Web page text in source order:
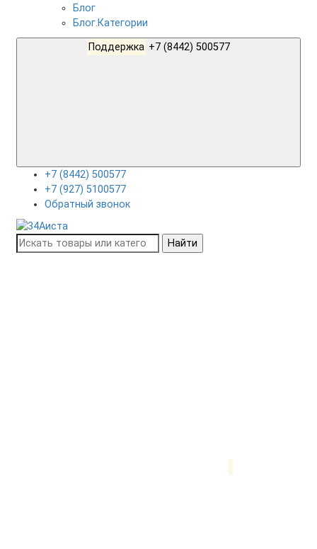
Блог
Блог.Категории
Поддержка
+7 (8442) 500577
+7 (927) 5100577
Обратный звонок
Найти